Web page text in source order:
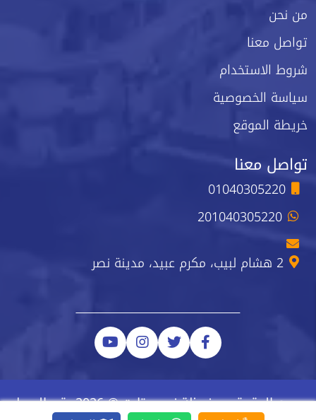
من نحن
تواصل معنا
شروط الاستخدام
سياسة الخصوصية
خريطة الموقع
تواصل معنا
01040305220
201040305220
2 هشام لبيب، مكرم عبيد، مدينة نصر
جميع الحقوق محفوظة نيو ستارت © 2026 رقم السجل